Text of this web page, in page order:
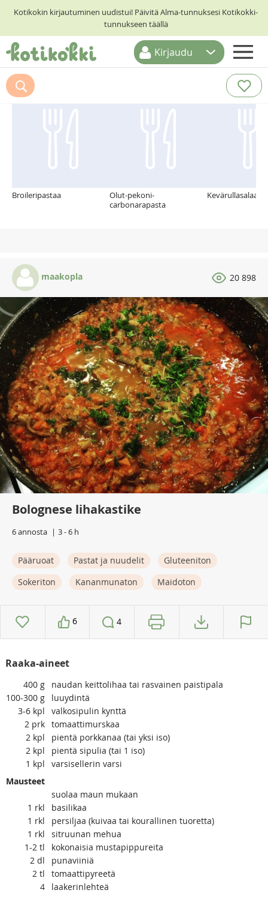
Kotikokin kirjautuminen uudistui! Päivitä Alma-tunnuksesi Kotikokki-
tunnukseen täällä
ETUSIVU
RESEPTIHAKU
Kirjaudu
Suosittelemme myös
Broileripastaa
Olut-pekoni-
carbonarapasta
Kevärullasalaatti
maakopla 20 898
Bolognese lihakastike
6 annosta 3 - 6 h
Pääruoat Pastat ja nuudelit
Gluteeniton
Sokeriton
Kananmunaton Maidoton
6 4
Raaka-aineet
400 g
naudan keittolihaa tai rasvainen paistipala
100-300 g
luuydintä
3-6 kpl
valkosipulin kynttä
2 prk tomaattimurskaa
2 kpl
pientä porkkanaa (tai yksi iso)
2 kpl
pientä sipulia (tai 1 iso)
1 kpl
varsisellerin varsi
Mausteet
suolaa maun mukaan
1 rkl
basilikaa
1 rkl
persiljaa (kuivaa tai kourallinen tuoretta)
1 rkl
sitruunan mehua
1-2 tl
kokonaisia mustapippureita
2 dl
punaviiniä
2 tl
tomaattipyreetä
4
laakerinlehteä